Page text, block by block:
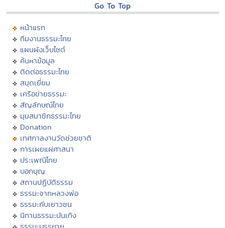
Go To Top
หน้าแรก
ทีมงานธรรมะไทย
แผนผังเว็บไซต์
ค้นหาข้อมูล
ติดต่อธรรมะไทย
สมุดเยี่ยม
เครือข่ายธรรมะ
สัญลักษณ์ไทย
มุมสมาชิกธรรมะไทย
Donation
เทศกาลงานวัดช่วยชาติ
การเผยแผ่ศาสนา
ประเพณีไทย
บอกบุญ
สถานปฏิบัติธรรม
ธรรมะจากหลวงพ่อ
ธรรมะกับเยาวชน
นิทานธรรมะบันเทิง